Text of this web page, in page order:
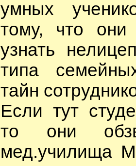
умных
тому, что они
узнать
типа
тайн
Если тут
то они
мед.училища